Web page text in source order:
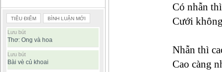
TIÊU ĐIỂM BÌNH LUẬN MỚI
Lưu bút
Thơ: Ong và hoa
Lưu bút
Bài vè củ khoai
Có nhẫn
Cưới
Nhẫn thì
Cao càng